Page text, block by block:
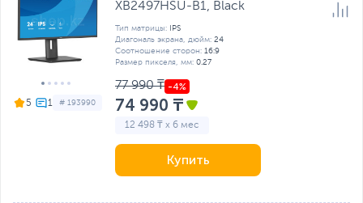
5 # 193990
XB2497HSU-B1, Black
Тип матрицы:
IPS
Диагональ экрана, дюйм: 24
Соотношение сторон: 16:9
Размер пикселя, мм: 0.27
77 990 ₸
74 990 ₸
12 498 ₸ x 6 мес
Купить